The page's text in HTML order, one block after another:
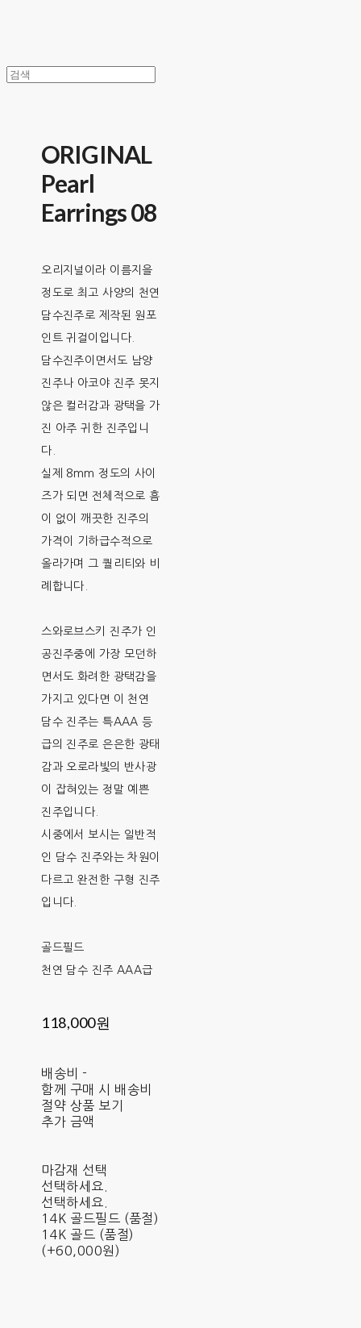
ORIGINAL
Pearl
Earrings 08
오리지널이라 이름지을
정도로 최고 사양의 천연
담수진주로 제작된 원포
인트 귀걸이입니다.
담수진주이면서도 남양
진주나 아코야 진주 못지
않은 컬러감과 광택을 가
진 아주 귀한 진주입니
다.
실제 8mm 정도의 사이
즈가 되면 전체적으로 흠
이 없이 깨끗한 진주의
가격이 기하급수적으로
올라가며 그 퀄리티와 비
례합니다.
스와로브스키 진주가 인
공진주중에 가장 모던하
면서도 화려한 광택감을
가지고 있다면 이 천연
담수 진주는 특AAA 등
급의 진주로 은은한 광태
감과 오로라빛의 반사광
이 잡혀있는 정말 예쁜
진주입니다.
시중에서 보시는 일반적
인 담수 진주와는 차원이
다르고 완전한 구형 진주
입니다.
골드필드
천연 담수 진주 AAA급
118,000원
배송비 -
함께 구매 시 배송비
절약 상품 보기
추가 금액
마감재 선택
선택하세요.
선택하세요.
14K 골드필드 (품절)
14K 골드 (품절)
(+60,000원)